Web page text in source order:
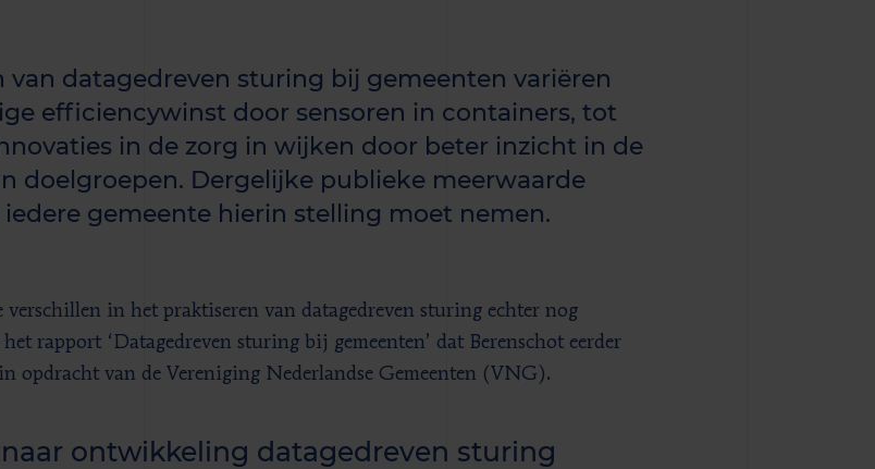
van datagedreven sturing bij gemeenten variëren
efficiencywinst door sensoren in containers, tot
in de zorg in wijken door beter inzicht in de
doelgroepen. Dergelijke publieke meerwaarde
gemeente hierin stelling moet nemen.
verschillen in het praktiseren van datagedreven sturing echter nog
rapport ‘Datagedreven sturing bij gemeenten’ dat Berenschot eerder
opdracht van de Vereniging Nederlandse Gemeenten (VNG).
ontwikkeling datagedreven sturing